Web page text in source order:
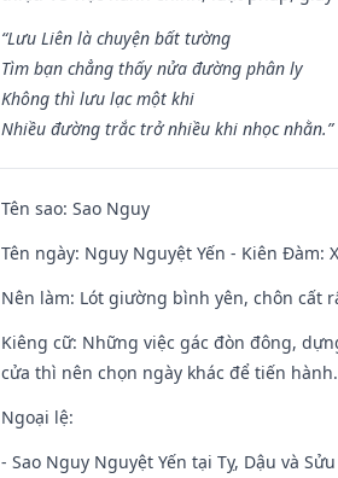
“Lưu Liên là chuyện bất tường
Tìm bạn chẳng thấy nửa đường phân ly
Không thì lưu lạc một khi
Nhiều đường trắc trở nhiều khi nhọc nhằn.”
Tên sao: Sao Nguy
Tên ngày: Nguy Nguyệt Yến - Kiên Đàm:
Nên làm: Lót giường bình yên, chôn cất
Kiêng cữ: Những việc gác đòn đông,
cửa thì nên chọn ngày khác để tiến hành.
Ngoại lệ:
- Sao Nguy Nguyệt Yến tại Tỵ, Dậu và